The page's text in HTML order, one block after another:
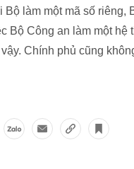
Bộ làm một mã số
Bộ Công an làm một
Chính phủ cũng